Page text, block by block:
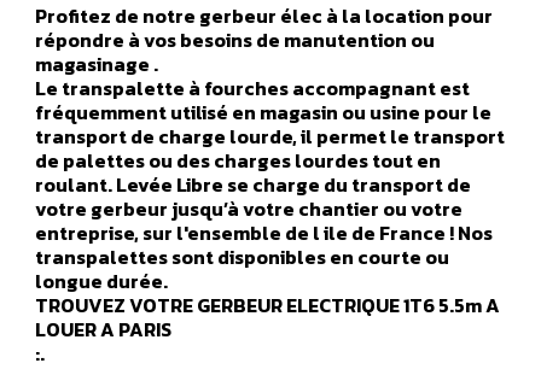
Profitez de notre gerbeur élec à la location pour
répondre à vos besoins de manutention ou
magasinage .
Le transpalette à fourches accompagnant est
fréquemment utilisé en magasin ou usine pour le
transport de charge lourde, il permet le transport
de palettes ou des charges lourdes tout en
roulant. Levée Libre se charge du transport de
votre gerbeur jusqu’à votre chantier ou votre
entreprise, sur l'ensemble de l ile de France ! Nos
transpalettes sont disponibles en courte ou
longue durée.
TROUVEZ VOTRE GERBEUR ELECTRIQUE 1T6 5.5m A
LOUER A PARIS
:.